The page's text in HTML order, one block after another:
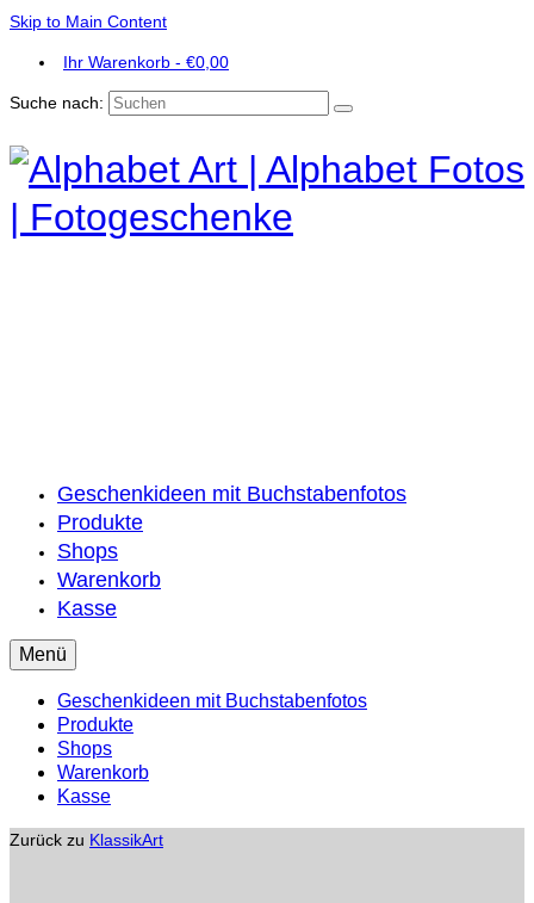
Skip to Main Content
Ihr Warenkorb - €0,00
Suche nach:
Geschenkideen mit Buchstabenfotos
Produkte
Shops
Warenkorb
Kasse
Menü
Geschenkideen mit Buchstabenfotos
Produkte
Shops
Warenkorb
Kasse
Zurück zu KlassikArt